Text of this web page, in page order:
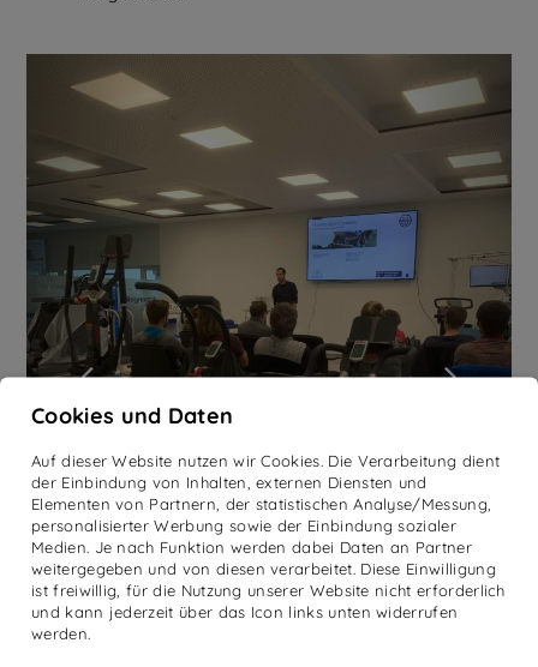
Cookies und Daten
Auf dieser Website nutzen wir Cookies. Die Verarbeitung dient
der Einbindung von Inhalten, externen Diensten und
Elementen von Partnern, der statistischen Analyse/Messung,
personalisierter Werbung sowie der Einbindung sozialer
Medien. Je nach Funktion werden dabei Daten an Partner
weitergegeben und von diesen verarbeitet. Diese Einwilligung
ist freiwillig, für die Nutzung unserer Website nicht erforderlich
und kann jederzeit über das Icon links unten widerrufen
werden.